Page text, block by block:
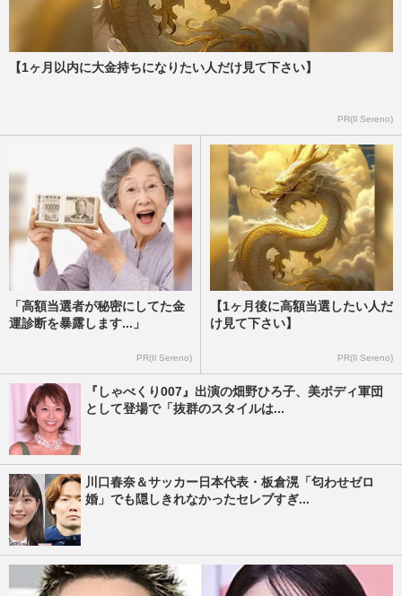
【1ヶ月以内に大金持ちになりたい人だけ見て下さい】
PR(Il Sereno)
「高額当選者が秘密にしてた金
運診断を暴露します...」
PR(Il Sereno)
【1ヶ月後に高額当選したい人だ
け見て下さい】
PR(Il Sereno)
『しゃべくり007』出演の畑野ひろ子、美ボディ軍団
として登場で「抜群のスタイルは...
川口春奈＆サッカー日本代表・板倉滉「匂わせゼロ
婚」でも隠しきれなかったセレブすぎ...